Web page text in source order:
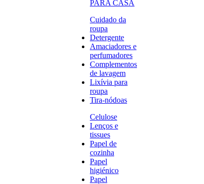
PARA CASA
Cuidado da
roupa
Detergente
Amaciadores e
perfumadores
Complementos
de lavagem
Lixívia para
roupa
Tira-nódoas
Celulose
Lenços e
tissues
Papel de
cozinha
Papel
higiénico
Papel